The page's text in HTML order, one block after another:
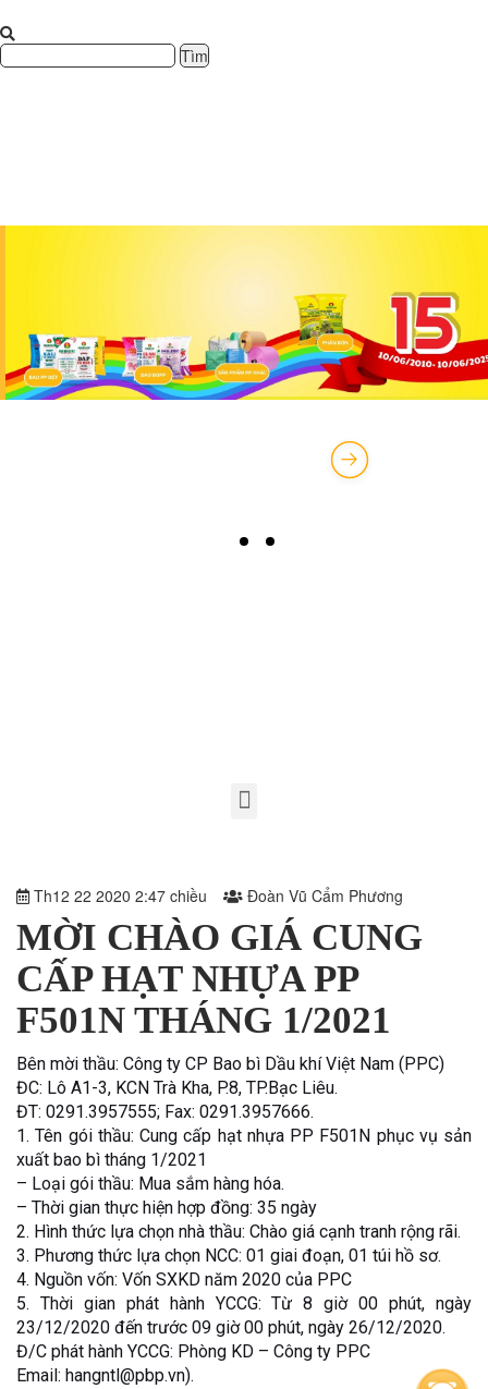
Th12 22 2020 2:47 chiều Đoàn Vũ Cẩm Phương
MỜI CHÀO GIÁ CUNG
CẤP HẠT NHỰA PP
F501N THÁNG 1/2021
Bên mời thầu: Công ty CP Bao bì Dầu khí Việt Nam (PPC)
ĐC: Lô A1-3, KCN Trà Kha, P.8, TP.Bạc Liêu.
ĐT: 0291.3957555; Fax: 0291.3957666.
1. Tên gói thầu: Cung cấp hạt nhựa PP F501N phục vụ sản
xuất bao bì tháng 1/2021
– Loại gói thầu: Mua sắm hàng hóa.
– Thời gian thực hiện hợp đồng: 35 ngày
2. Hình thức lựa chọn nhà thầu: Chào giá cạnh tranh rộng rãi.
3. Phương thức lựa chọn NCC: 01 giai đoạn, 01 túi hồ sơ.
4. Nguồn vốn: Vốn SXKD năm 2020 của PPC
5. Thời gian phát hành YCCG: Từ 8 giờ 00 phút, ngày
23/12/2020 đến trước 09 giờ 00 phút, ngày 26/12/2020.
Đ/C phát hành YCCG: Phòng KD – Công ty PPC
Email: hangntl@pbp.vn).